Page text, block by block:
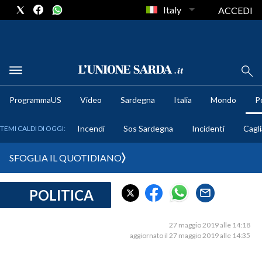
METEO
CRONACA SARDEGNA
Italy ACCEDI
ProgrammaUS Video Sardegna Italia Mondo
TEMI CALDI DI OGGI: Incendi Sos Sardegna Incidenti
SFOGLIA IL QUOTIDIANO
POLITICA
27 maggio 2019 alle 14:18
aggiornato il 27 maggio 2019 alle 14:35